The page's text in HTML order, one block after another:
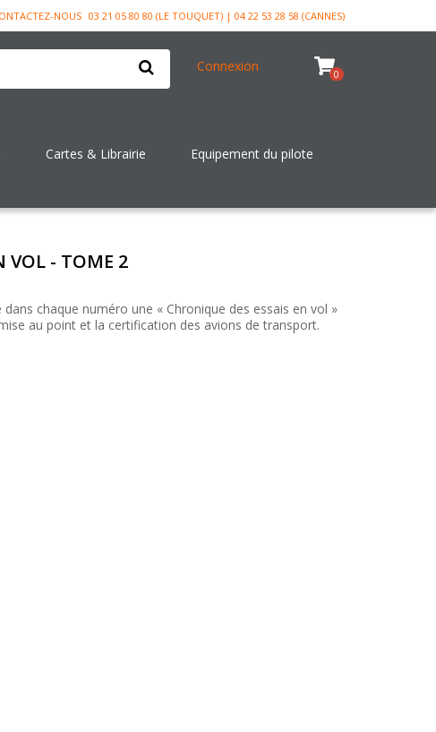
NOUS 03 21 05 80 80 (LE TOUQUET) | 04 22 53 28 58 (CANNES)
Connexion 0
Cartes & Librairie Equipement du pilote
VOL - TOME 2
dans chaque numéro une « Chronique des essais en vol »
au point et la certification des avions de transport.